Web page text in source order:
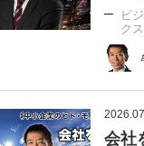
ビ
クス
会社